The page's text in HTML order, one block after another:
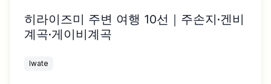
히라이즈미 주변 여행 10선｜주손지·겐비
계곡·게이비계곡
Iwate